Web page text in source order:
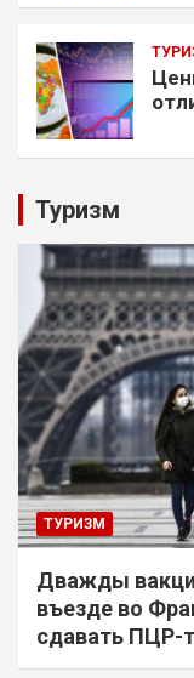
Туризм
ТУРИЗМ
Дважды
въезде во
сдавать ПЦР-